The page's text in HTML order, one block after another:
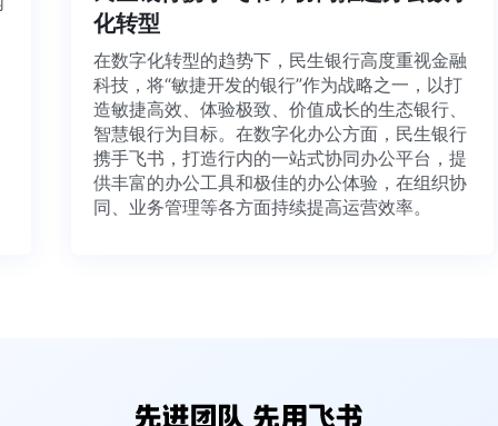
化转型
在数字化转型的趋势下，民生银行高度重视金融
科技，将“敏捷开发的银行”作为战略之一，以打
造敏捷高效、体验极致、价值成长的生态银行、
智慧银行为目标。在数字化办公方面，民生银行
携手飞书，打造行内的一站式协同办公平台，提
供丰富的办公工具和极佳的办公体验，在组织协
同、业务管理等各方面持续提高运营效率。